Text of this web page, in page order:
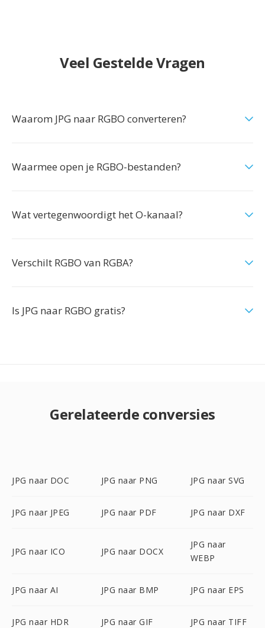
Veel Gestelde Vragen
Waarom JPG naar RGBO converteren?
Waarmee open je RGBO-bestanden?
Wat vertegenwoordigt het O-kanaal?
Verschilt RGBO van RGBA?
Is JPG naar RGBO gratis?
Gerelateerde conversies
JPG naar DOC JPG naar PNG JPG naar SVG
JPG naar JPEG JPG naar PDF JPG naar DXF
JPG naar ICO JPG naar DOCX
JPG naar
WEBP
JPG naar AI JPG naar BMP JPG naar EPS
JPG naar HDR JPG naar GIF JPG naar TIFF